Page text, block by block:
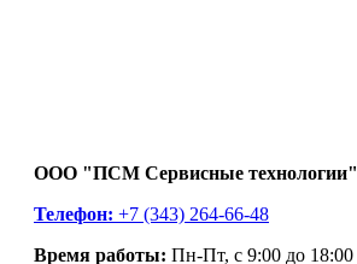
ООО "ПСМ Сервисные технологии"
Телефон: +7 (343) 264-66-48
Время работы: Пн-Пт, с 9:00 до 18:00